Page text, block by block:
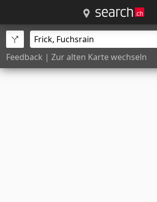
Feedback | Zur alten Karte wechseln